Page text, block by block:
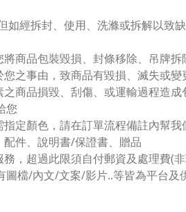
經拆封、使用、洗滌或拆解以致
商品包裝毀損、封條移除、吊牌
之事由，致商品有毀損、滅失或變
商品損毀、刮傷、或運輸過程造
您
定顏色，請在訂單流程備註內幫
件、說明書/保證書、贈品
，超過此限須自付郵資及處理費(
圖檔/內文/文案/影片..等皆為平台及